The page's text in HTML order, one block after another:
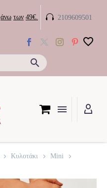
άνω των 49€. 
 2109609501
Κυλοτάκι
Mini